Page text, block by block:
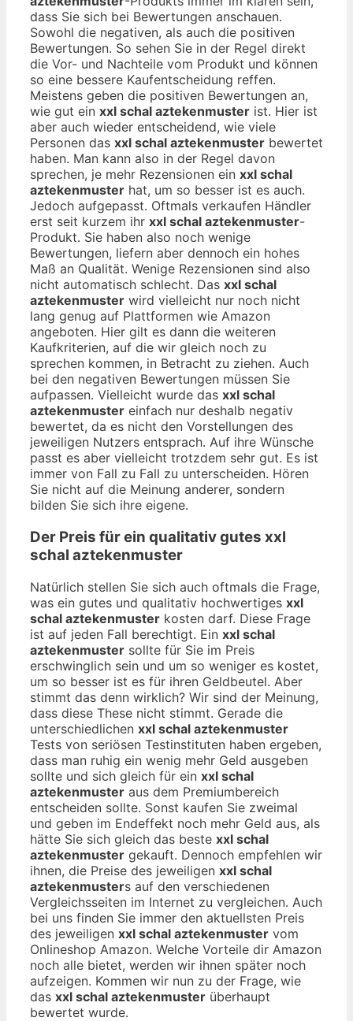
dass Sie sich bei Bewertungen anschauen.
Sowohl die negativen, als auch die positiven
Bewertungen. So sehen Sie in der Regel direkt
die Vor- und Nachteile vom Produkt und können
so eine bessere Kaufentscheidung reffen.
Meistens geben die positiven Bewertungen an,
wie gut ein xxl schal aztekenmuster ist. Hier ist
aber auch wieder entscheidend, wie viele
Personen das xxl schal aztekenmuster bewertet
haben. Man kann also in der Regel davon
sprechen, je mehr Rezensionen ein xxl schal
aztekenmuster hat, um so besser ist es auch.
Jedoch aufgepasst. Oftmals verkaufen Händler
erst seit kurzem ihr xxl schal aztekenmuster-
Produkt. Sie haben also noch wenige
Bewertungen, liefern aber dennoch ein hohes
Maß an Qualität. Wenige Rezensionen sind also
nicht automatisch schlecht. Das xxl schal
aztekenmuster wird vielleicht nur noch nicht
lang genug auf Plattformen wie Amazon
angeboten. Hier gilt es dann die weiteren
Kaufkriterien, auf die wir gleich noch zu
sprechen kommen, in Betracht zu ziehen. Auch
bei den negativen Bewertungen müssen Sie
aufpassen. Vielleicht wurde das xxl schal
aztekenmuster einfach nur deshalb negativ
bewertet, da es nicht den Vorstellungen des
jeweiligen Nutzers entsprach. Auf ihre Wünsche
passt es aber vielleicht trotzdem sehr gut. Es ist
immer von Fall zu Fall zu unterscheiden. Hören
Sie nicht auf die Meinung anderer, sondern
bilden Sie sich ihre eigene.
Der Preis für ein qualitativ gutes xxl
schal aztekenmuster
Natürlich stellen Sie sich auch oftmals die Frage,
was ein gutes und qualitativ hochwertiges xxl
schal aztekenmuster kosten darf. Diese Frage
ist auf jeden Fall berechtigt. Ein xxl schal
aztekenmuster sollte für Sie im Preis
erschwinglich sein und um so weniger es kostet,
um so besser ist es für ihren Geldbeutel. Aber
stimmt das denn wirklich? Wir sind der Meinung,
dass diese These nicht stimmt. Gerade die
unterschiedlichen xxl schal aztekenmuster
Tests von seriösen Testinstituten haben ergeben,
dass man ruhig ein wenig mehr Geld ausgeben
sollte und sich gleich für ein xxl schal
aztekenmuster aus dem Premiumbereich
entscheiden sollte. Sonst kaufen Sie zweimal
und geben im Endeffekt noch mehr Geld aus, als
hätte Sie sich gleich das beste xxl schal
aztekenmuster gekauft. Dennoch empfehlen wir
ihnen, die Preise des jeweiligen xxl schal
aztekenmusters auf den verschiedenen
Vergleichsseiten im Internet zu vergleichen. Auch
bei uns finden Sie immer den aktuellsten Preis
des jeweiligen xxl schal aztekenmuster vom
Onlineshop Amazon. Welche Vorteile dir Amazon
noch alle bietet, werden wir ihnen später noch
aufzeigen. Kommen wir nun zu der Frage, wie
das xxl schal aztekenmuster überhaupt
bewertet wurde.